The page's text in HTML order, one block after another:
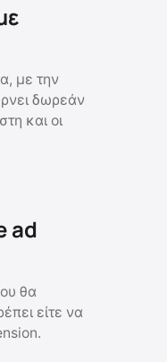
με την
δωρεάν
και οι
ad
θα
είτε να